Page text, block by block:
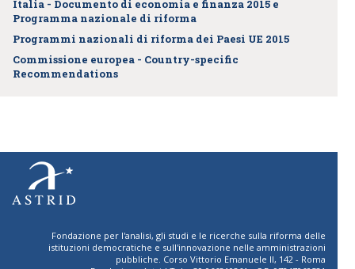
Italia - Documento di economia e finanza 2015 e
Programma nazionale di riforma
Programmi nazionali di riforma dei Paesi UE 2015
Commissione europea - Country-specific
Recommendations
Fondazione per l'analisi, gli studi e le ricerche sulla riforma delle
istituzioni democratiche e sull'innovazione nelle amministrazioni
pubbliche. Corso Vittorio Emanuele II, 142 - Roma